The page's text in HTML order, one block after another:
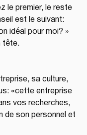
le premier, le reste
est le suivant:
idéal pour moi? »
tête.
sa culture,
«cette entreprise
vos recherches,
de son personnel et